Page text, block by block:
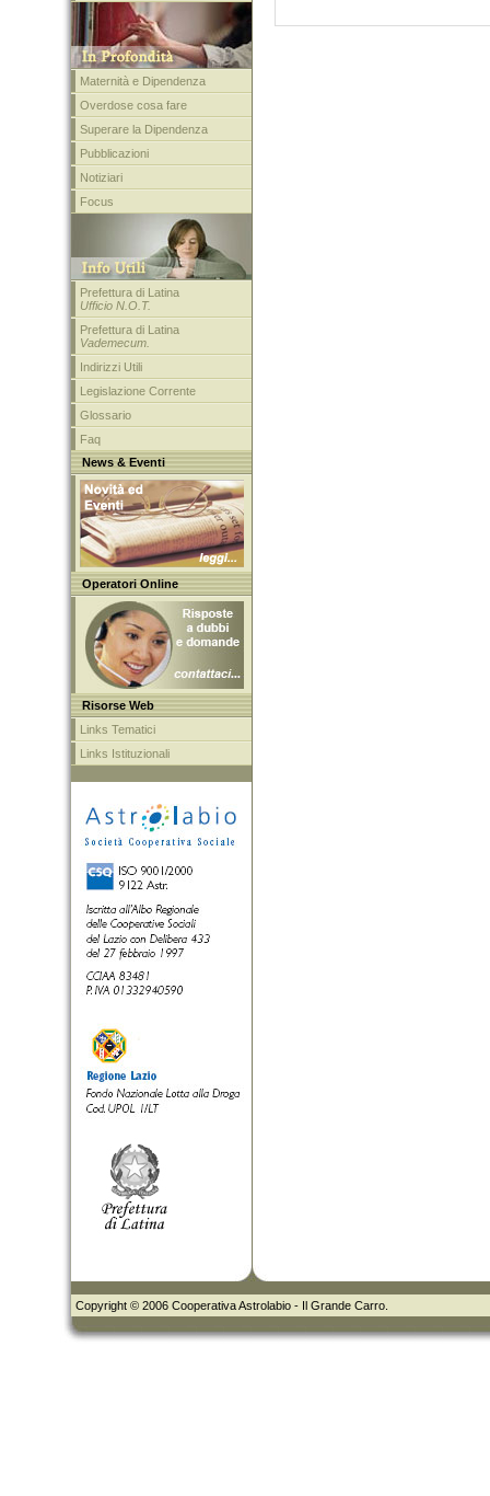
Maternità e Dipendenza
Overdose cosa fare
Superare la Dipendenza
Pubblicazioni
Notiziari
Focus
Prefettura di Latina
Ufficio N.O.T.
Prefettura di Latina
Vademecum.
Indirizzi Utili
Legislazione Corrente
Glossario
Faq
News & Eventi
Operatori Online
Risorse Web
Links Tematici
Links Istituzionali
Copyright © 2006 Cooperativa Astrolabio - Il Grande Carro.